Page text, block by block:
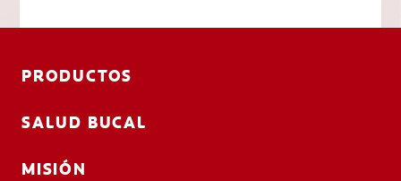
PRODUCTOS
SALUD BUCAL
MISIÓN